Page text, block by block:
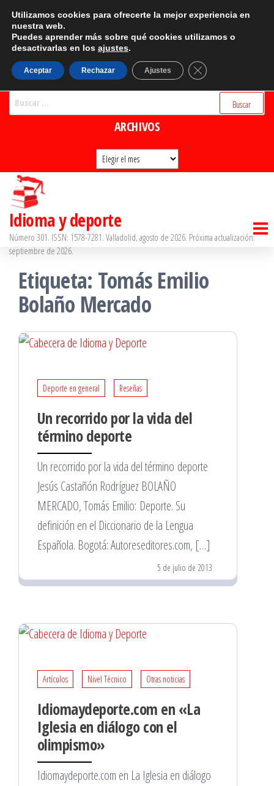
Saltar
contenido
CATEGORÍAS
Categorías
BUSCADOR
ARCHIVOS
Archivos
Idioma y deporte
Número 301. ISSN: 1578-7281. Valladolid, agosto de 2026. Próxima actualización:
septiembre de 2026.
Etiqueta: Tomás Emilio
Bolaño Mercado
Deporte en general Reseñas
Un recorrido por la vida del
término deporte
Un recorrido por la vida del término deporte
Jesús Castañón Rodríguez BOLAÑO
MERCADO, Tomás Emilio: Deporte. Su
definición en el Diccionario de la Lengua
Española. Bogotá: Autoreseditores.com, […]
5 de julio de 2013
Artículos Nivel Técnico Otras noticias
Idiomaydeporte.com en «La
Iglesia en diálogo con el
olimpismo»
Idiomaydeporte.com en La Iglesia en diálogo
Utilizamos cookies para ofrecerte la mejor experiencia en
nuestra web.
Puedes aprender más sobre qué cookies utilizamos o
desactivarlas en los ajustes.
Aceptar Rechazar Ajustes Cerrar el banner